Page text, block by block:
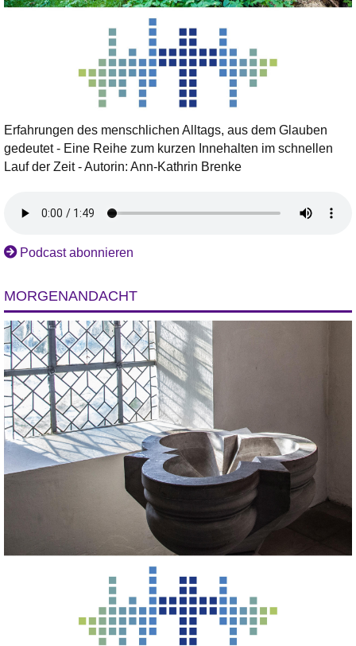
Erfahrungen des menschlichen Alltags, aus dem Glauben
gedeutet - Eine Reihe zum kurzen Innehalten im schnellen
Lauf der Zeit - Autorin: Ann-Kathrin Brenke
Podcast abonnieren
MORGENANDACHT